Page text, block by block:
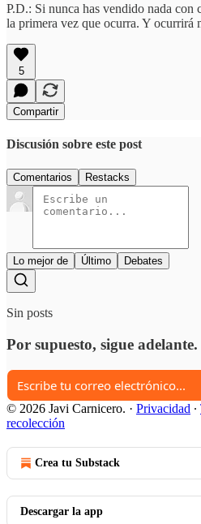
P.D.: Si nunca has vendido nada con
la primera vez que ocurra. Y ocurrirá
5
Compartir
Discusión sobre este post
Comentarios Restacks
Lo mejor de Último Debates
Sin posts
Por supuesto, sigue adelante.
© 2026 Javi Carnicero. · Privacidad ∙
recolección
Crea tu Substack
Descargar la app